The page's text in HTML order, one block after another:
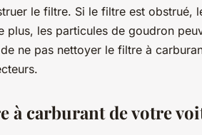
le filtre. Si le filtre est obstrué,
plus, les particules de goudron
ne pas nettoyer le filtre à
à carburant de votre